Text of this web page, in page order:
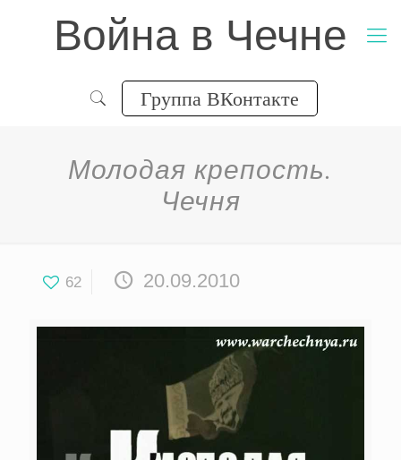
Война в Чечне
Группа ВКонтакте
Молодая крепость.
Чечня
62 20.09.2010